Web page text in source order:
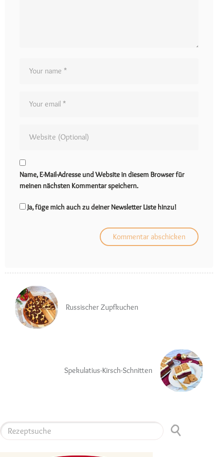
Name, E-Mail-Adresse und Website in diesem Browser für
meinen nächsten Kommentar speichern.
Ja, füge mich auch zu deiner Newsletter Liste hinzu!
Russischer Zupfkuchen
Spekulatius-Kirsch-Schnitten